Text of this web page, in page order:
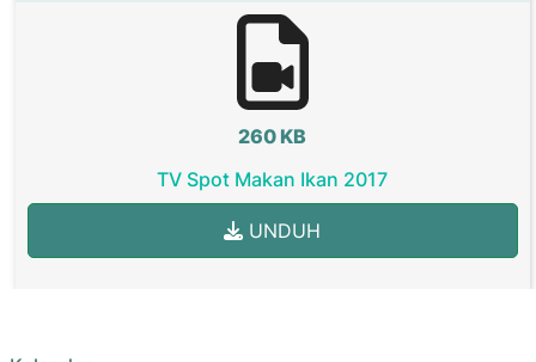
260 KB
TV Spot Makan Ikan 2017
UNDUH